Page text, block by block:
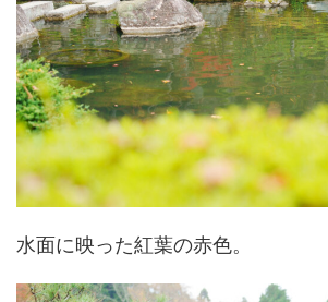
水面に映った紅葉の赤色。